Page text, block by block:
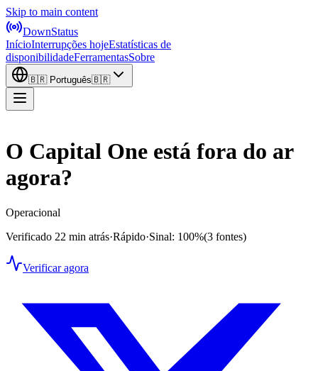
Skip to main content
DownStatus
InícioInterrupções hojeEstatísticas de
disponibilidadeFerramentasSobre
🇧🇷 Português🇧🇷
O Capital One está fora do ar
agora?
Operacional
Verificado 22 min atrás·Rápido·Sinal: 100%(3 fontes)
Verificar agora